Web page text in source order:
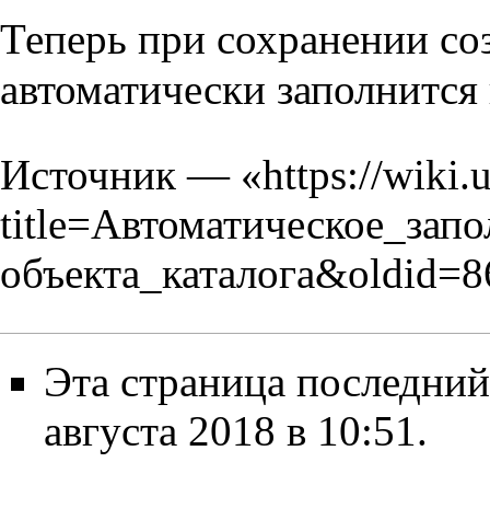
Теперь при сохранении
автоматически
Источник — «https://
Эта страница
августа 2018 в 10:51.